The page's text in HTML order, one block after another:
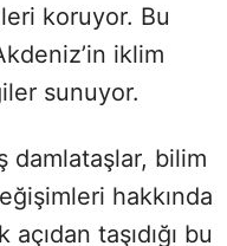
koruyor. Bu
iklim
sunuyor.
damlataşlar, bilim
hakkında
taşıdığı bu